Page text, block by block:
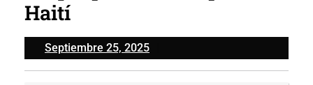
Haití
Septiembre 25, 2025Septiembre
25,